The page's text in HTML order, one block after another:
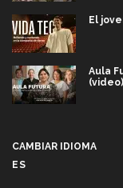
El
Aula
(video)
CAMBIAR IDIOMA
ES